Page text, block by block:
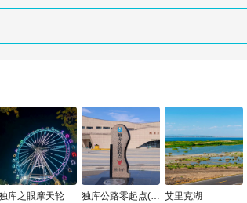
库之眼摩天轮
独库公路零起点(独山子) 艾里克湖